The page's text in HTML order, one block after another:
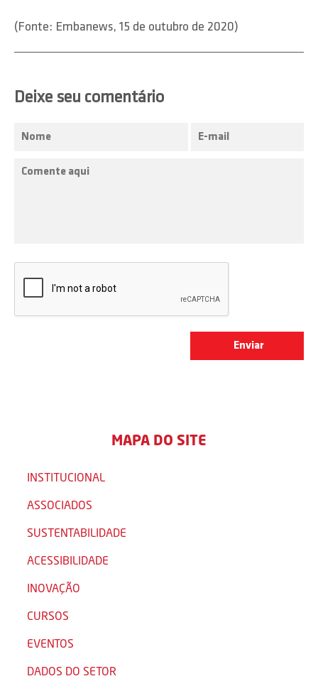
(Fonte: Embanews, 15 de outubro de 2020)
Deixe seu comentário
MAPA DO SITE
INSTITUCIONAL
ASSOCIADOS
SUSTENTABILIDADE
ACESSIBILIDADE
INOVAÇÃO
CURSOS
EVENTOS
DADOS DO SETOR